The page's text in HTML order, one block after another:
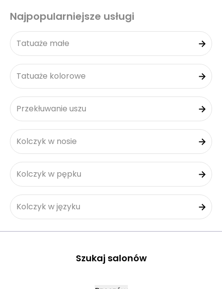
Najpopularniejsze usługi
Tatuaże małe
Tatuaże kolorowe
Przekłuwanie uszu
Kolczyk w nosie
Kolczyk w pępku
Kolczyk w języku
Szukaj salonów